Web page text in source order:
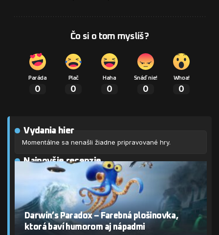
Čo si o tom myslíš?
Paráda
0
Plač
0
Haha
0
Snáď nie!
0
Whoa!
0
Vydania hier
Momentálne sa nenašli žiadne pripravované hry.
Najnovšie recenzie
Darwin’s Paradox – Farebná plošinovka,
ktorá baví humorom aj nápadmi